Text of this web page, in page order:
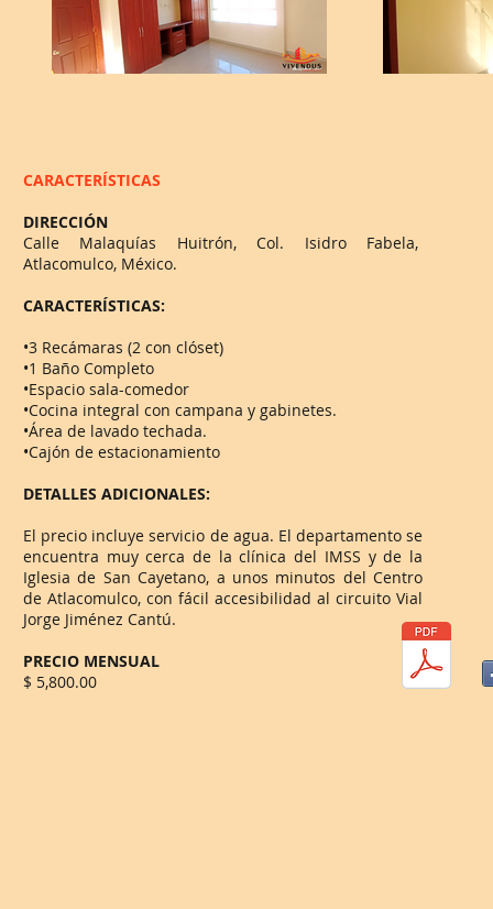
CARACTERÍSTICAS
DIRECCIÓN
Calle Malaquías Huitrón, Col. Isidro Fabela,
Atlacomulco, México.
CARACTERÍSTICAS:
•3 Recámaras (2 con clóset)
•1 Baño Completo
•Espacio sala-comedor
•Cocina integral con campana y gabinetes.
•Área de lavado techada.
•Cajón de estacionamiento
DETALLES ADICIONALES:
El precio incluye servicio de agua. El departamento se
encuentra muy cerca de la clínica del IMSS y de la
Iglesia de San Cayetano, a unos minutos del Centro
de Atlacomulco, con fácil accesibilidad al circuito Vial
Jorge Jiménez Cantú.
PRECIO MENSUAL
$ 5,800.00